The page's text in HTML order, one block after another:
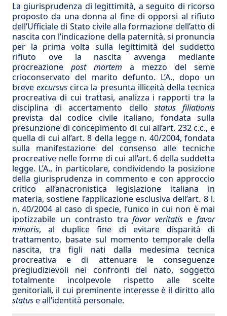
La giurisprudenza di legittimità, a seguito di ricorso
proposto da una donna al fine di opporsi al rifiuto
dell’Ufficiale di Stato civile alla formazione dell’atto di
nascita con l’indicazione della paternità, si pronuncia
per la prima volta sulla legittimità del suddetto
rifiuto ove la nascita avvenga mediante
procreazione post mortem a mezzo del seme
crioconservato del marito defunto. L’A., dopo un
breveexcursus circa la presunta illiceità della tecnica
procreativa di cui trattasi, analizza i rapporti tra la
disciplina di accertamento dello status filiationis
prevista dal codice civile italiano, fondata sulla
presunzione di concepimento di cui all’art. 232 c.c., e
quella di cui all’art. 8 della legge n. 40/2004, fondata
sulla manifestazione del consenso alle tecniche
procreative nelle forme di cui all’art. 6 della suddetta
legge. L’A., in particolare, condividendo la posizione
della giurisprudenza in commento e con approccio
critico all’anacronistica legislazione italiana in
materia, sostiene l’applicazione esclusiva dell’art. 8 l.
n. 40/2004 al caso di specie, l’unico in cui non è mai
ipotizzabile un contrasto trafavor veritatis efavor
minoris, al duplice fine di evitare disparità di
trattamento, basate sul momento temporale della
nascita, tra figli nati dalla medesima tecnica
procreativa e di attenuare le conseguenze
pregiudizievoli nei confronti del nato, soggetto
totalmente incolpevole rispetto alle scelte
genitoriali, il cui preminente interesse è il diritto allo
statuse all’identità personale.